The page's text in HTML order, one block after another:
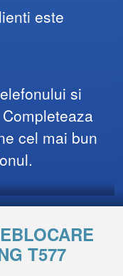
este
si
cel mai bun
T577